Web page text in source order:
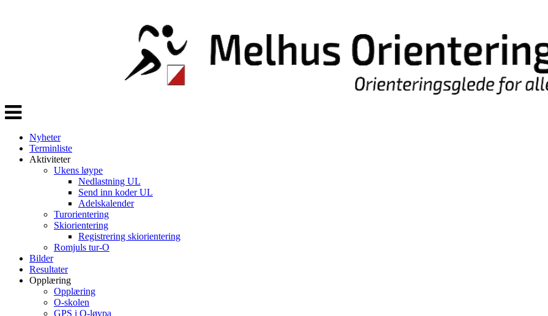
Veksle
navigasjon
Nyheter
Terminliste
Aktiviteter
Ukens løype
Nedlastning UL
Send inn koder UL
Adelskalender
Turorientering
Skiorientering
Registrering skiorientering
Romjuls tur-O
Bilder
Resultater
Opplæring
Opplæring
O-skolen
GPS i O-løypa